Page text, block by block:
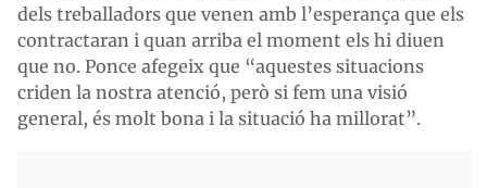
dels treballadors que venen amb l’esperança que els
contractaran i quan arriba el moment els hi diuen
que no. Ponce afegeix que “aquestes situacions
criden la nostra atenció, però si fem una visió
general, és molt bona i la situació ha millorat”.